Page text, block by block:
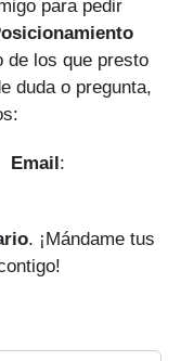
para pedir
de los que presto
duda o pregunta,
Email :
. ¡Mándame tus